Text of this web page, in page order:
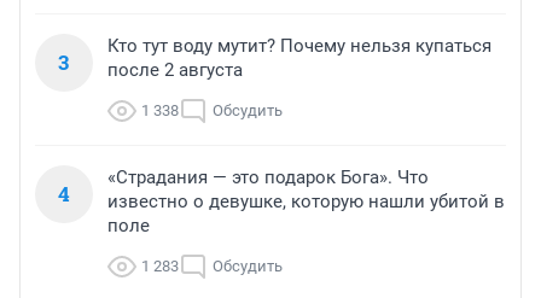
3
Кто тут воду мутит? Почему нельзя купаться
после 2 августа
1 338 Обсудить
4
«Страдания — это подарок Бога». Что
известно о девушке, которую нашли убитой в
поле
1 283 Обсудить